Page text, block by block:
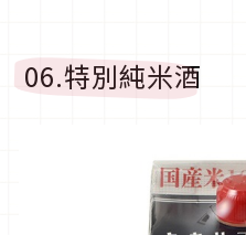
06.特別純米酒